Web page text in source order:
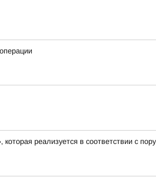
реализуется в соответствии с